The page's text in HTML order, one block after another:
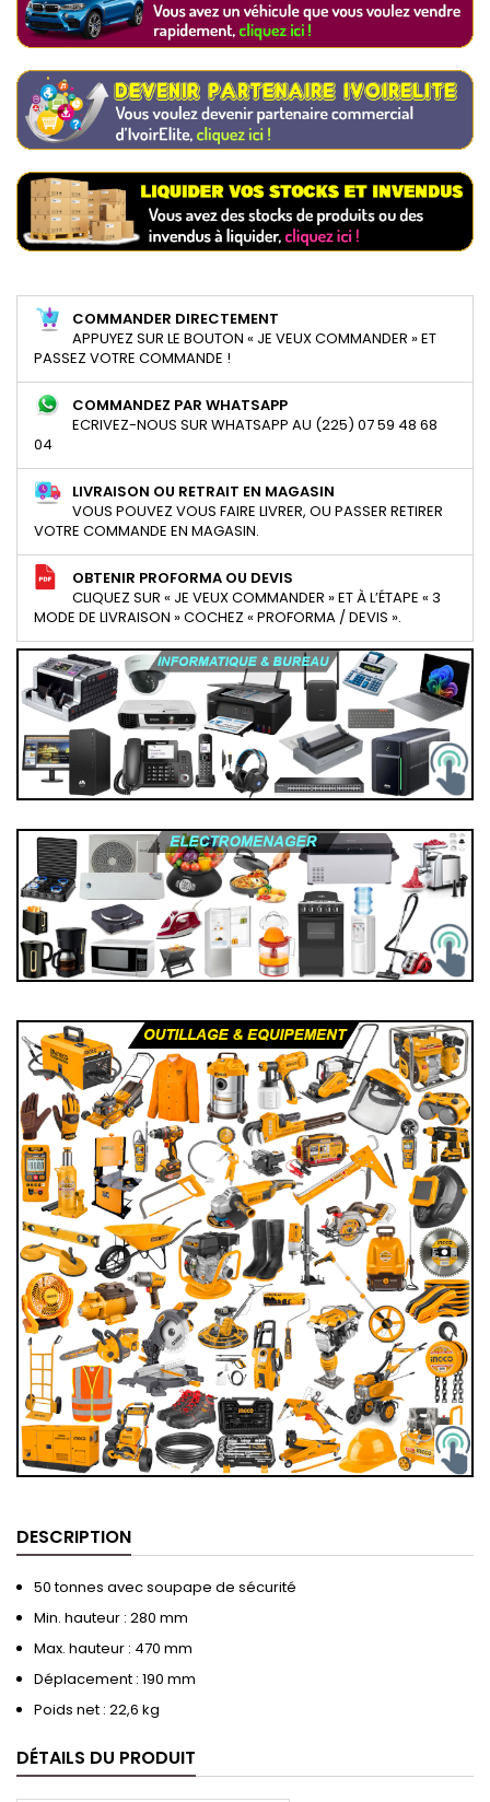
COMMANDER DIRECTEMENT
APPUYEZ SUR LE BOUTON « JE VEUX COMMANDER » ET
PASSEZ VOTRE COMMANDE !
COMMANDEZ PAR WHATSAPP
ECRIVEZ-NOUS SUR WHATSAPP AU (225) 07 59 48 68
04
LIVRAISON OU RETRAIT EN MAGASIN
VOUS POUVEZ VOUS FAIRE LIVRER, OU PASSER RETIRER
VOTRE COMMANDE EN MAGASIN.
OBTENIR PROFORMA OU DEVIS
CLIQUEZ SUR « JE VEUX COMMANDER » ET À L’ÉTAPE « 3
MODE DE LIVRAISON » COCHEZ « PROFORMA / DEVIS ».
DESCRIPTION
50 tonnes avec soupape de sécurité
Min. hauteur : 280 mm
Max. hauteur : 470 mm
Déplacement : 190 mm
Poids net : 22,6 kg
DÉTAILS DU PRODUIT